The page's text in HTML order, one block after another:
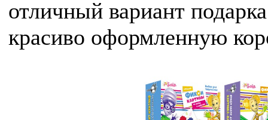
отличный вариант
красиво оформленную